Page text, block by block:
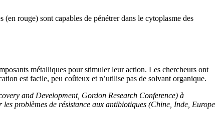
rouge) sont capables de pénétrer dans le cytoplasme des
métalliques pour stimuler leur action. Les chercheurs ont
est facile, peu coûteux et n’utilise pas de solvant organique.
and Development, Gordon Research Conference) à
problèmes de résistance aux antibiotiques (Chine, Inde, Europe